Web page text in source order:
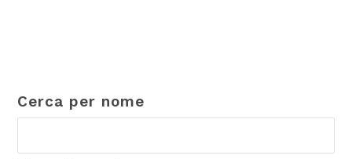
Cerca per nome